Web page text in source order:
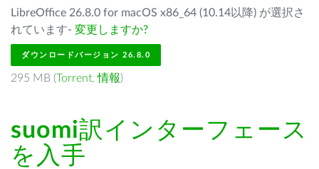
LibreOffice 26.8.0 for macOS x86_64 (10.14以降) が選択さ
れています- 変更しますか?
ダウンロードバージョン 26.8.0
295 MB (Torrent,情報)
suomi訳インターフェース
を入手